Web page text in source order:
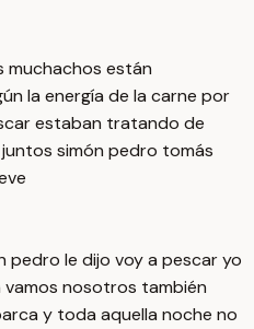
muchachos están
la energía de la carne por
estaban tratando de
simón pedro tomás
pedro le dijo voy a pescar yo
vamos nosotros también
y toda aquella noche no